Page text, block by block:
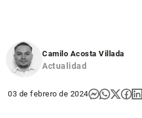
Camilo Acosta Villada
Actualidad
03 de febrero de 2024